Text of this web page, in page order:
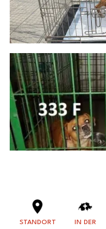
STANDORT
IN DER